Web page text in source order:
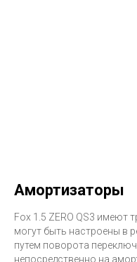
Амортизаторы
Fox 1.5 ZERO QS3 имеют
могут быть настроены в
путем поворота
непосредственно на